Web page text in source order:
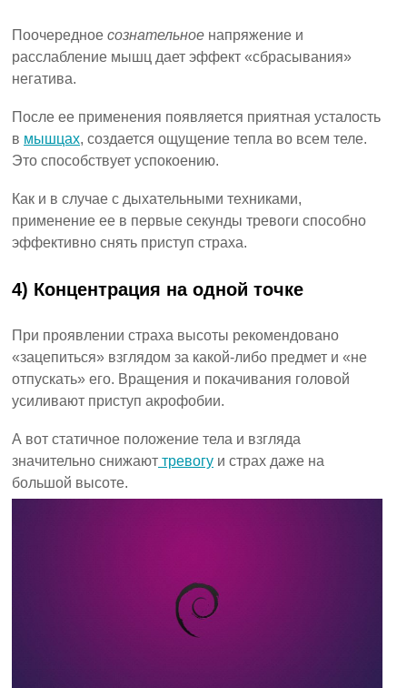
Поочередное сознательное напряжение и
расслабление мышц дает эффект «сбрасывания»
негатива.
После ее применения появляется приятная усталость
в мышцах, создается ощущение тепла во всем теле.
Это способствует успокоению.
Как и в случае с дыхательными техниками,
применение ее в первые секунды тревоги способно
эффективно снять приступ страха.
4) Концентрация на одной точке
При проявлении страха высоты рекомендовано
«зацепиться» взглядом за какой-либо предмет и «не
отпускать» его. Вращения и покачивания головой
усиливают приступ акрофобии.
А вот статичное положение тела и взгляда
значительно снижают тревогу и страх даже на
большой высоте.